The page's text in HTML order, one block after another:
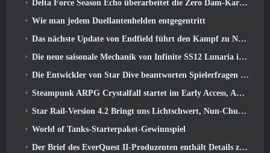
Delta Force Season Echo überarbeitet die Zero Dam-Karte und erweitert das Operations-Gameplay
Wie man jedem Duellantenhelden entgegentritt
Das nächste Update von Endfield führt den Kampf zu Nefarith
Die neue saisonale Mechanik von Infinite SS12 Lunaria ist eine der „größten Ergänzungen“ des Spiels
Die Entwickler von Star Dive beantworten Spielerfragen im Überraschungs-Livestream
Steampunk ARPG Crystalfall startet im Early Access, Aber nicht ohne ein paar Macken
Star Rail-Version 4.2 Bringt uns Lichtschwert, Nun-Chuck, Schlagzeuger-Wegbereiter und ein Emanator der Hochstimmung
World of Tanks-Starterpaket-Gewinnspiel
Der Brief des EverQuest II-Produzenten enthält Details zum Time-Locked-Erweiterungsserver